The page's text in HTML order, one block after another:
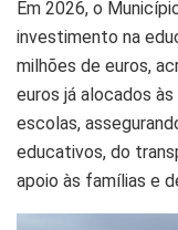
Em 2026, o
investimento na
milhões de euros,
euros já alocados
escolas,
educativos, do
apoio às famílias e